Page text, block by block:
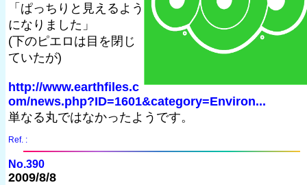
「ぱっちりと見えるよう
になりました」
(下のピエロは目を閉じ
ていたが)
http://www.earthfiles.c
om/news.php?ID=1601&category=Environ...
単なる丸ではなかったようです。
Ref. :
No.390
2009/8/8